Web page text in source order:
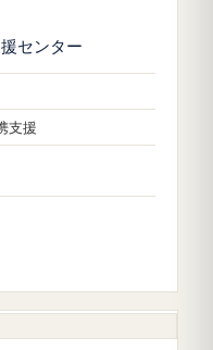
センター
支援